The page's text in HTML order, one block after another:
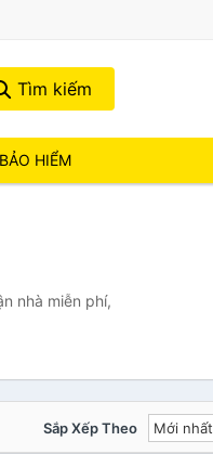
Tìm kiếm
HIỂM
nhà miễn phí,
Sắp Xếp Theo